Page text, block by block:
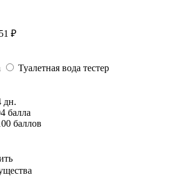
₽
Туалетная вода тестер
дн.
балла
баллов